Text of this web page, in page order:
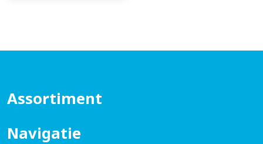
Assortiment
Navigatie